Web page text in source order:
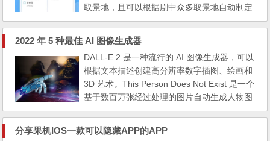
取景地，且可以根据剧中众多取景地自动制定
连续的旅行线路规划。想象一下，沿着电影中
的场景来一场独特的旅行，再配上喜欢电影的
人物剧中取景地造型，发朋友圈是不是很酷！
2、氢时光 适合缺乏计划能力、选择恐惧症的
人，将番茄工作法、重要紧急四象限、艾宾浩
斯记忆学习法、...
2022 年 5 种最佳 AI 图像生成器
DALL-E 2 是一种流行的 AI 图像生成器，可以
根据文本描述创建高分辨率数字插图、绘画和
3D 艺术。This Person Does Not Exist 是一个
基于数百万张经过处理的图片自动生成人物图
像的网站
分享果机IOS一款可以隐藏APP的APP